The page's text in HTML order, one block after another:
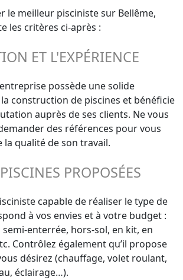
le meilleur pisciniste sur Bellême,
les critères ci-après :
ET L'EXPÉRIENCE
possède une solide
construction de piscines et bénéficie
auprès de ses clients. Ne vous
des références pour vous
la qualité de son travail.
PROPOSÉES
capable de réaliser le type de
à vos envies et à votre budget :
enterrée, hors-sol, en kit, en
Contrôlez également qu’il propose
désirez (chauffage, volet roulant,
éclairage…).